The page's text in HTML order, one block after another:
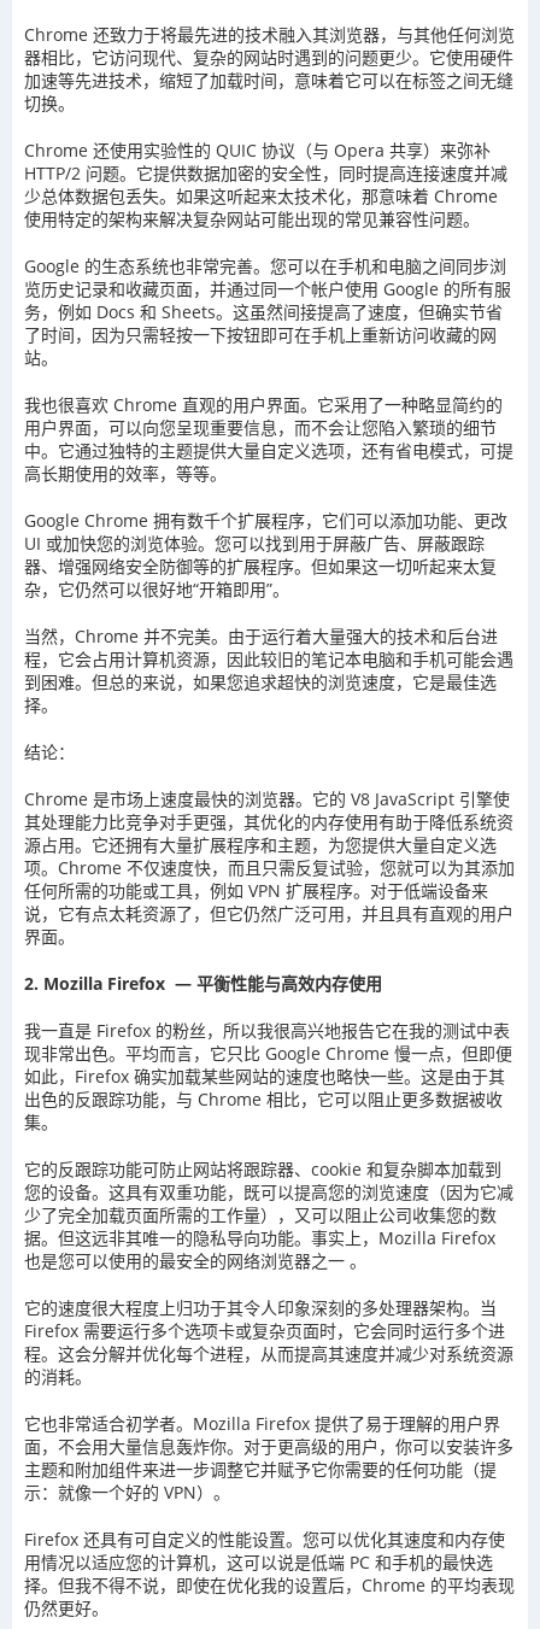
Chrome 还致力于将最先进的技术融入其浏览器，与其他任何浏览
器相比，它访问现代、复杂的网站时遇到的问题更少。它使用硬件
加速等先进技术，缩短了加载时间，意味着它可以在标签之间无缝
切换。
Chrome 还使用实验性的 QUIC 协议（与 Opera 共享）来弥补
HTTP/2 问题。它提供数据加密的安全性，同时提高连接速度并减
少总体数据包丢失。如果这听起来太技术化，那意味着 Chrome
使用特定的架构来解决复杂网站可能出现的常见兼容性问题。
Google 的生态系统也非常完善。您可以在手机和电脑之间同步浏
览历史记录和收藏页面，并通过同一个帐户使用 Google 的所有服
务，例如 Docs 和 Sheets。这虽然间接提高了速度，但确实节省
了时间，因为只需轻按一下按钮即可在手机上重新访问收藏的网
站。
我也很喜欢 Chrome 直观的用户界面。它采用了一种略显简约的
用户界面，可以向您呈现重要信息，而不会让您陷入繁琐的细节
中。它通过独特的主题提供大量自定义选项，还有省电模式，可提
高长期使用的效率，等等。
Google Chrome 拥有数千个扩展程序，它们可以添加功能、更改
UI 或加快您的浏览体验。您可以找到用于屏蔽广告、屏蔽跟踪
器、增强网络安全防御等的扩展程序。但如果这一切听起来太复
杂，它仍然可以很好地“开箱即用”。
当然，Chrome 并不完美。由于运行着大量强大的技术和后台进
程，它会占用计算机资源，因此较旧的笔记本电脑和手机可能会遇
到困难。但总的来说，如果您追求超快的浏览速度，它是最佳选
择。
结论：
Chrome 是市场上速度最快的浏览器。它的 V8 JavaScript 引擎使
其处理能力比竞争对手更强，其优化的内存使用有助于降低系统资
源占用。它还拥有大量扩展程序和主题，为您提供大量自定义选
项。Chrome 不仅速度快，而且只需反复试验，您就可以为其添加
任何所需的功能或工具，例如 VPN 扩展程序。对于低端设备来
说，它有点太耗资源了，但它仍然广泛可用，并且具有直观的用户
界面。
2. Mozilla Firefox — 平衡性能与高效内存使用
我一直是 Firefox 的粉丝，所以我很高兴地报告它在我的测试中表
现非常出色。平均而言，它只比 Google Chrome 慢一点，但即便
如此，Firefox 确实加载某些网站的速度也略快一些。这是由于其
出色的反跟踪功能，与 Chrome 相比，它可以阻止更多数据被收
集。
它的反跟踪功能可防止网站将跟踪器、cookie 和复杂脚本加载到
您的设备。这具有双重功能，既可以提高您的浏览速度（因为它减
少了完全加载页面所需的工作量），又可以阻止公司收集您的数
据。但这远非其唯一的隐私导向功能。事实上，Mozilla Firefox
也是您可以使用的最安全的网络浏览器之一 。
它的速度很大程度上归功于其令人印象深刻的多处理器架构。当
Firefox 需要运行多个选项卡或复杂页面时，它会同时运行多个进
程。这会分解并优化每个进程，从而提高其速度并减少对系统资源
的消耗。
它也非常适合初学者。Mozilla Firefox 提供了易于理解的用户界
面，不会用大量信息轰炸你。对于更高级的用户，你可以安装许多
主题和附加组件来进一步调整它并赋予它你需要的任何功能（提
示：就像一个好的 VPN）。
Firefox 还具有可自定义的性能设置。您可以优化其速度和内存使
用情况以适应您的计算机，这可以说是低端 PC 和手机的最快选
择。但我不得不说，即使在优化我的设置后，Chrome 的平均表现
仍然更好。